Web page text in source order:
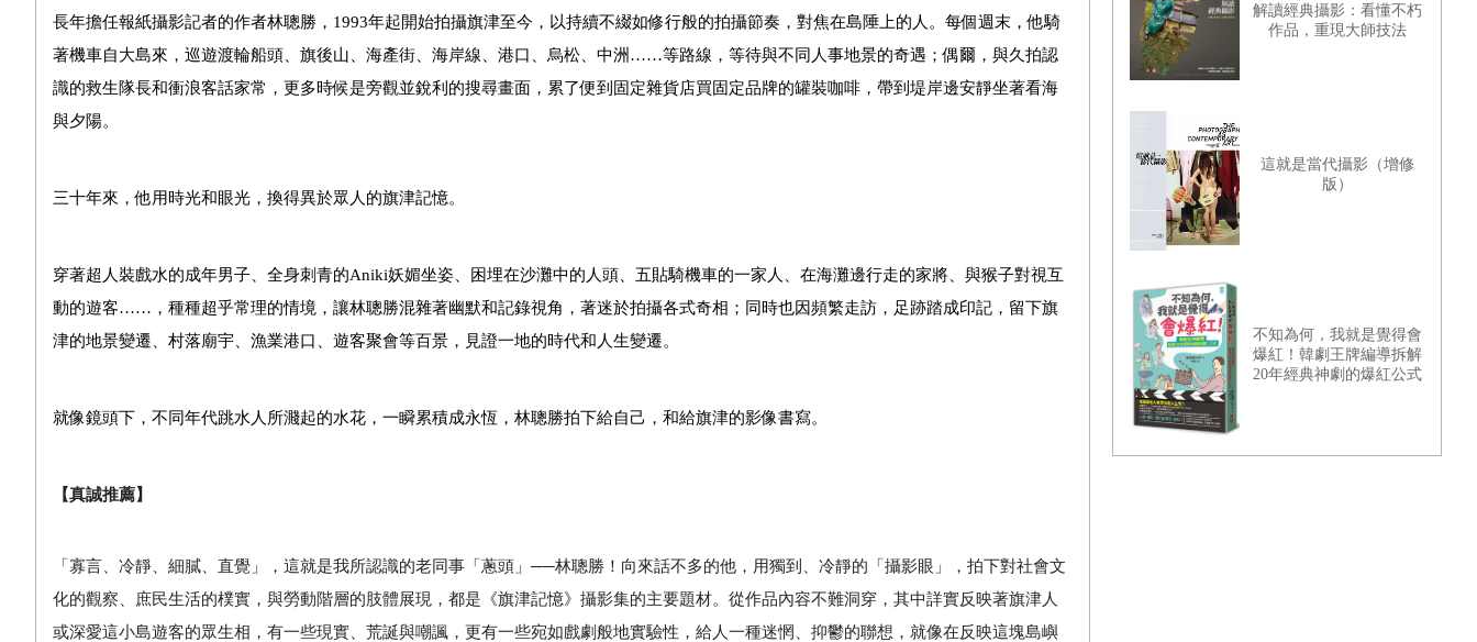
長年擔任報紙攝影記者的作者林聰勝， 1993年起開始拍攝旗津至今，以持續不綴如修行般的拍攝節奏，對焦在島陲上的人。每個週末，他騎
著機車自大島來，巡遊渡輪船頭、旗後山、海產街、海岸線、港口、烏松、中洲……等路線，等待與不同人事地景的奇遇；偶爾，與久拍認
識的救生隊長和衝浪客話家常，更多時候是旁觀並銳利的搜尋畫面，累了便到固定雜貨店買固定品牌的罐裝咖啡，帶到堤岸邊安靜坐著看海
與夕陽。
三十年來，他用時光和眼光，換得異於眾人的旗津記憶。
穿著超人裝戲水的成年男子、全身刺青的Aniki妖媚坐姿、困埋在沙灘中的人頭、五貼騎機車的一家人、在海灘邊行走的家將、與猴子對視互
動的遊客……，種種超乎常理的情境，讓林聰勝混雜著幽默和記錄視角，著迷於拍攝各式奇相；同時也因頻繁走訪，足跡踏成印記，留下旗
津的地景變遷、村落廟宇、漁業港口、遊客聚會等百景，見證一地的時代和人生變遷。
就像鏡頭下，不同年代跳水人所濺起的水花，一瞬累積成永恆，林聰勝拍下給自己，和給旗津的影像書寫。
【真誠推薦】
「寡言、冷靜、細膩、直覺」，這就是我所認識的老同事「蔥頭」──林聰勝！向來話不多的他，用獨到、冷靜的「攝影眼」，拍下對社會文
化的觀察、庶民生活的樸實，與勞動階層的肢體展現，都是《旗津記憶》攝影集的主要題材。從作品內容不難洞穿，其中詳實反映著旗津人
或深愛這小島遊客的眾生相，有一些現實、荒誕與嘲諷，更有一些宛如戲劇般地實驗性，給人一種迷惘、抑鬱的聯想，就像在反映這塊島嶼
解讀經典攝影：看懂不朽
作品，重現大師技法
這就是當代攝影（增修
版）
不知為何，我就是覺得會
爆紅！韓劇王牌編導拆解
20年經典神劇的爆紅公式